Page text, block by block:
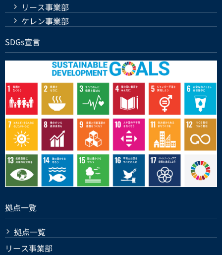
リース事業部
ケレン事業部
SDGs宣言
拠点一覧
拠点一覧
リース事業部